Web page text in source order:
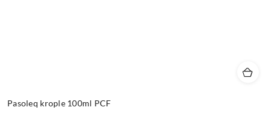
Pasoleq krople 100ml PCF